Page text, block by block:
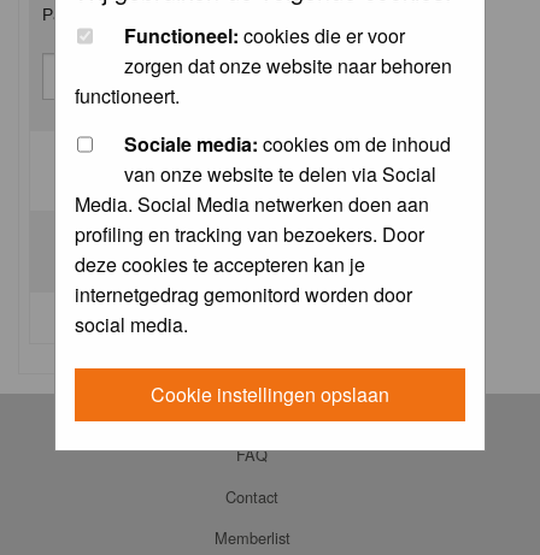
Functioneel: cookies die er voor
zorgen dat onze website naar behoren
functioneert.
Sociale media: cookies om de inhoud
van onze website te delen via Social
Media. Social Media netwerken doen aan
profiling en tracking van bezoekers. Door
deze cookies te accepteren kan je
internetgedrag gemonitord worden door
social media.
Cookie instellingen opslaan
Password:
Log me on automatically each visit:
I forgot my password
FAQ
Contact
Memberlist